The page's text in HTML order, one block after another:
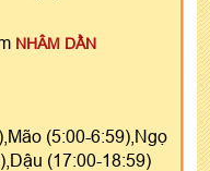
NHÂM DẦN
(5:00-6:59),Ngọ
(17:00-18:59)